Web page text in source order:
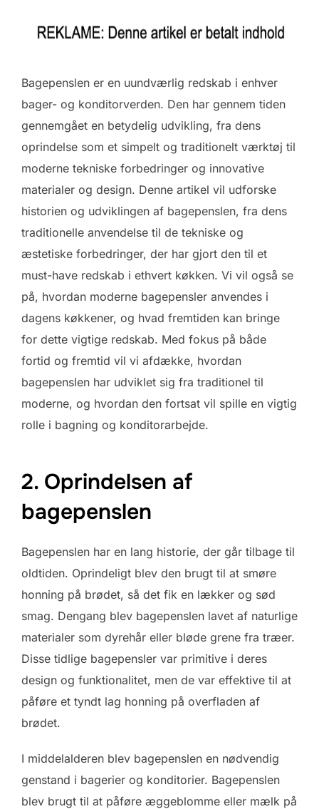
Bagepenslen er en uundværlig redskab i enhver
bager- og konditorverden. Den har gennem tiden
gennemgået en betydelig udvikling, fra dens
oprindelse som et simpelt og traditionelt værktøj til
moderne tekniske forbedringer og innovative
materialer og design. Denne artikel vil udforske
historien og udviklingen af bagepenslen, fra dens
traditionelle anvendelse til de tekniske og
æstetiske forbedringer, der har gjort den til et
must-have redskab i ethvert køkken. Vi vil også se
på, hvordan moderne bagepensler anvendes i
dagens køkkener, og hvad fremtiden kan bringe
for dette vigtige redskab. Med fokus på både
fortid og fremtid vil vi afdække, hvordan
bagepenslen har udviklet sig fra traditionel til
moderne, og hvordan den fortsat vil spille en vigtig
rolle i bagning og konditorarbejde.
2. Oprindelsen af
bagepenslen
Bagepenslen har en lang historie, der går tilbage til
oldtiden. Oprindeligt blev den brugt til at smøre
honning på brødet, så det fik en lækker og sød
smag. Dengang blev bagepenslen lavet af naturlige
materialer som dyrehår eller bløde grene fra træer.
Disse tidlige bagepensler var primitive i deres
design og funktionalitet, men de var effektive til at
påføre et tyndt lag honning på overfladen af
brødet.
I middelalderen blev bagepenslen en nødvendig
genstand i bagerier og konditorier. Bagepenslen
blev brugt til at påføre æggeblomme eller mælk på